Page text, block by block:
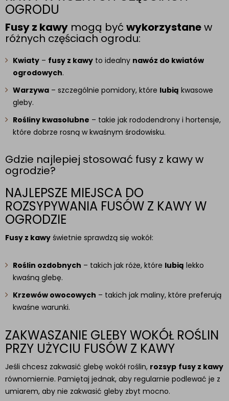
OGRODU
Fusy z kawy mogą być wykorzystanew
różnych częściach ogrodu:
Kwiaty – fusy z kawy to idealny nawóz do kwiatów
ogrodowych.
Warzywa – szczególnie pomidory, które lubią kwasowe
gleby.
Rośliny kwasolubne – takie jak rododendrony i hortensje,
które dobrze rosną w kwaśnym środowisku.
Gdzie najlepiej stosować fusy z kawy w
ogrodzie?
NAJLEPSZE MIEJSCA DO
ROZSYPYWANIA FUSÓW Z KAWY W
OGRODZIE
Fusy z kawy świetnie sprawdzą się wokół:
Roślin ozdobnych – takich jak róże, które lubią lekko
kwaśną glebę.
Krzewów owocowych – takich jak maliny, które preferują
kwaśne warunki.
ZAKWASZANIE GLEBY WOKÓŁ ROŚLIN
PRZY UŻYCIU FUSÓW Z KAWY
Jeśli chcesz zakwasić glebę wokół roślin, rozsyp fusy z kawy
równomiernie. Pamiętaj jednak, aby regularnie podlewać je z
umiarem, aby nie zakwasić gleby zbyt mocno.